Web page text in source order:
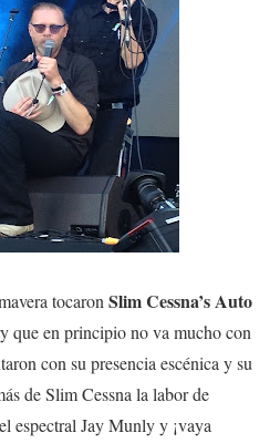
tocaronSlim Cessna’s Auto
que en principio no va mucho con
con su presencia escénica y su
de Slim Cessna la labor de
espectral Jay Munly y ¡vaya